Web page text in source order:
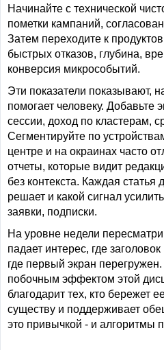
Начинайте с технической
пометки кампаний,
Затем переходите к
быстрых отказов, глубина,
конверсия микрособытий.
Эти показатели показывают,
помогает человеку. Добавьте
сессии, доход по кластерам,
Сегментируйте по
центре и на окраинах часто
отчеты, которые видит
без контекста. Каждая статья
решает и какой сигнал
заявки, подписки.
На уровне недели
падает интерес, где
где первый экран
побочным эффектом этой
благодарит тех, кто бережет
существу и поддерживает
это привычкой - и алгоритмы